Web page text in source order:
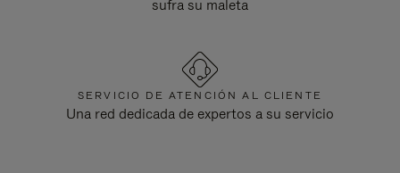
sufra su maleta
SERVICIO DE ATENCIÓN AL CLIENTE
Una red dedicada de expertos a su servicio